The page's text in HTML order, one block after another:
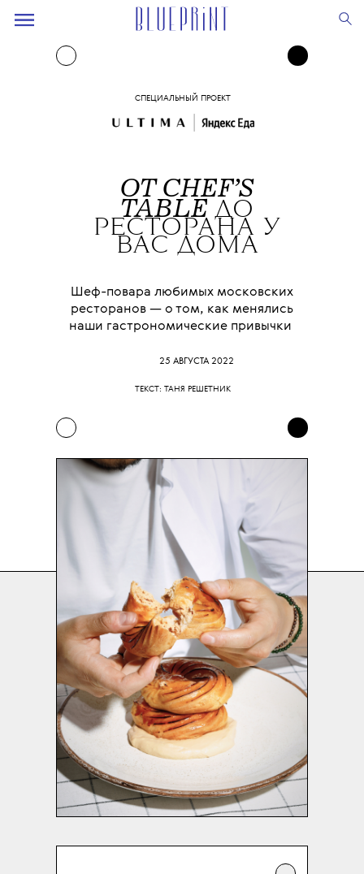
СПЕЦИАЛЬНЫЙ ПРОЕКТ
ОТ CHEF’S
TABLE ДО
РЕСТОРАНА У
ВАС ДОМА
Шеф-повара любимых московских
ресторанов — о том, как менялись
наши гастрономические привычки
25 АВГУСТА 2022
ТЕКСТ: ТАНЯ РЕШЕТНИК